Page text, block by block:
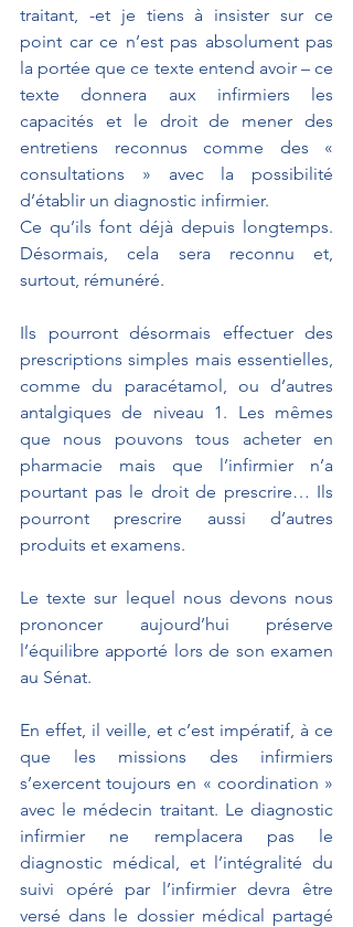
traitant, -et je tiens à insister sur ce
point car ce n’est pas absolument pas
la portée que ce texte entend avoir – ce
texte donnera aux infirmiers les
capacités et le droit de mener des
entretiens reconnus comme des «
consultations » avec la possibilité
d’établir un diagnostic infirmier.
Ce qu’ils font déjà depuis longtemps.
Désormais, cela sera reconnu et,
surtout, rémunéré.
Ils pourront désormais effectuer des
prescriptions simples mais essentielles,
comme du paracétamol, ou d’autres
antalgiques de niveau 1. Les mêmes
que nous pouvons tous acheter en
pharmacie mais que l’infirmier n’a
pourtant pas le droit de prescrire… Ils
pourront prescrire aussi d’autres
produits et examens.
Le texte sur lequel nous devons nous
prononcer aujourd’hui préserve
l’équilibre apporté lors de son examen
au Sénat.
En effet, il veille, et c’est impératif, à ce
que les missions des infirmiers
s’exercent toujours en « coordination »
avec le médecin traitant. Le diagnostic
infirmier ne remplacera pas le
diagnostic médical, et l’intégralité du
suivi opéré par l’infirmier devra être
versé dans le dossier médical partagé